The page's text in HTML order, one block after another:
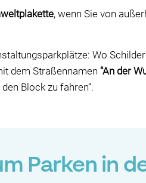
, wenn Sie von
Wo
dem Straßennamen “An der
Block zu fahren“.
Parken in